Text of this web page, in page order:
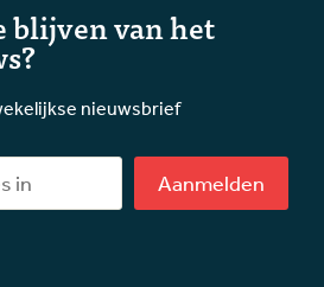
blijven van het
nieuwsbrief
Aanmelden